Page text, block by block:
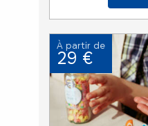
À partir de
29 €